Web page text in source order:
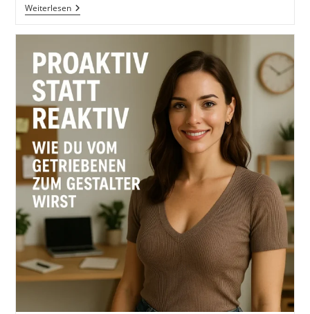
WeiterlesenWarum
Deine
Nicht
Für
Deine
Vergangenheit
Interessiert
–
Und
Was
Das
Für
Dich
Bedeutet